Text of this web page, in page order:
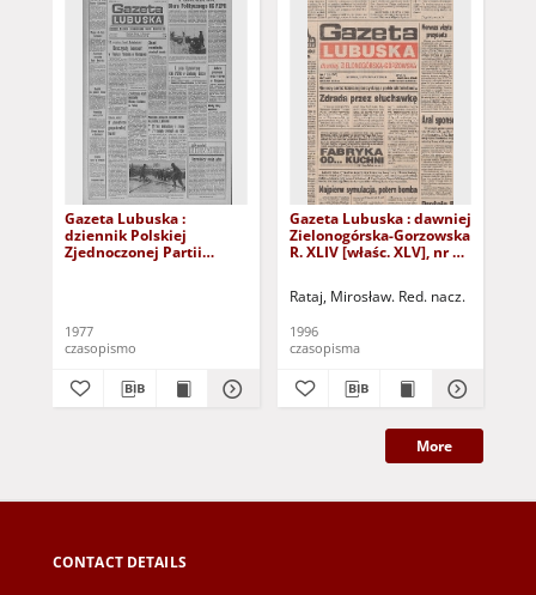
Gazeta Lubuska :
dziennik Polskiej
Zjednoczonej Partii
1977
czasopismo
Gazeta Lubuska : dawniej
Zielonogórska-Gorzowska
R. XLIV [właśc. XLV], nr 52
Rataj, Mirosław. Red. nacz.
1996
czasopisma
More
CONTACT DETAILS